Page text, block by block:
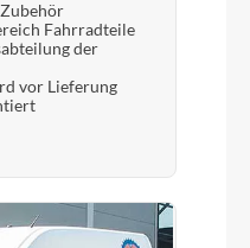
LO 63mm
Smart System
Fahrradteile
der
vor Lieferung